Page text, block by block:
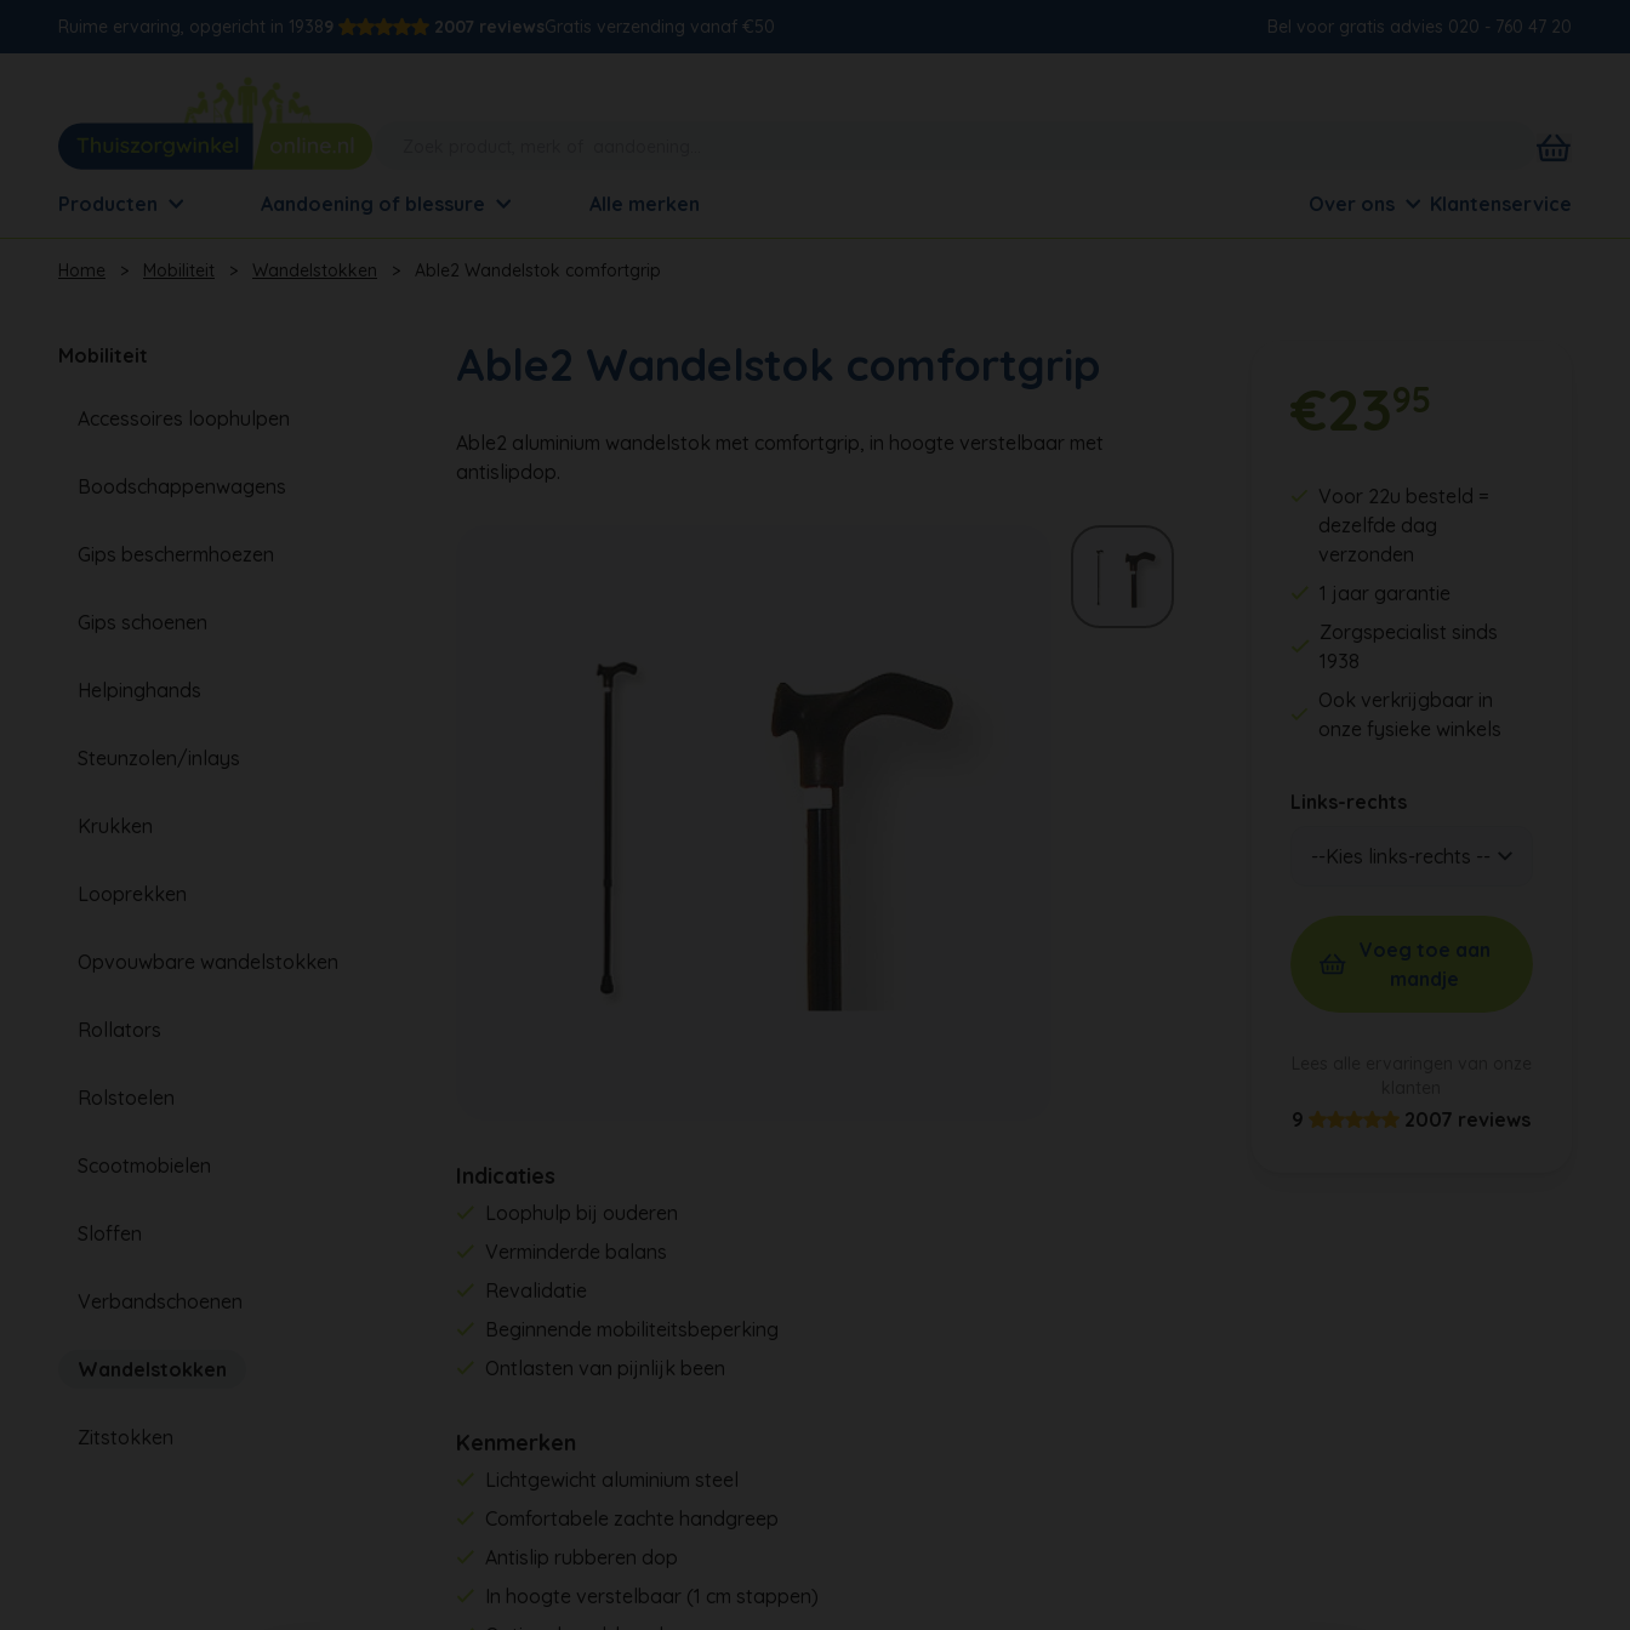
Ruime ervaring, opgericht in 19389 2007 reviewsGratis verzending vanaf €50 Bel voor gratis advies 020 - 760 47 20
Producten Aandoening of blessure Alle merken Over ons Klantenservice
Home > Mobiliteit > Wandelstokken > Able2 Wandelstok comfortgrip
Mobiliteit
Accessoires loophulpen
Boodschappenwagens
Gips beschermhoezen
Gips schoenen
Helpinghands
Steunzolen/inlays
Krukken
Looprekken
Opvouwbare wandelstokken
Rollators
Rolstoelen
Scootmobielen
Sloffen
Verbandschoenen
Wandelstokken
Zitstokken
Able2 Wandelstok comfortgrip
Able2 aluminium wandelstok met comfortgrip, in hoogte verstelbaar met
antislipdop.
Indicaties
Loophulp bij ouderen
Verminderde balans
Revalidatie
Beginnende mobiliteitsbeperking
Ontlasten van pijnlijk been
Kenmerken
Lichtgewicht aluminium steel
Comfortabele zachte handgreep
Antislip rubberen dop
In hoogte verstelbaar (1 cm stappen)
€2395
Voor 22u besteld =
dezelfde dag
verzonden
1 jaar garantie
Zorgspecialist sinds
1938
Ook verkrijgbaar in
onze fysieke winkels
Links-rechts
9 2007 reviews